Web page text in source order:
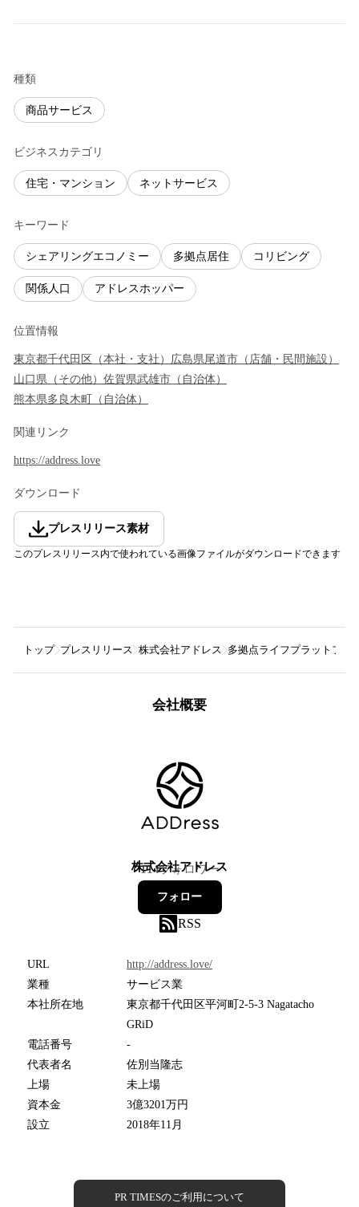
種類
商品サービス
ビジネスカテゴリ
住宅・マンション ネットサービス
キーワード
シェアリングエコノミー 多拠点居住 コリビング
関係人口 アドレスホッパー
位置情報
東京都千代田区 （本社・支社 ） 広島県尾道市 （ 店舗・民間施設 ）
山口県 （ その他） 佐賀県武雄市 （ 自治体）
熊本県多良木町 （ 自治体）
関連リンク
https://address.love
ダウンロード
プレスリリース素材
このプレスリリース内で使われている画像ファイルがダウンロードできます
トップ プレスリリース 株式会社アドレス 多拠点ライフプラットフォ
会社概要
株式会社アドレス
114フォロワー
フォロー
RSS
URL
http://address.love/
業種
サービス業
本社所在地
東京都千代田区平河町2-5-3 Nagatacho
GRiD
電話番号
-
代表者名
佐別当隆志
上場
未上場
資本金
3億3201万円
設立
2018年11月
PR TIMESのご利用について